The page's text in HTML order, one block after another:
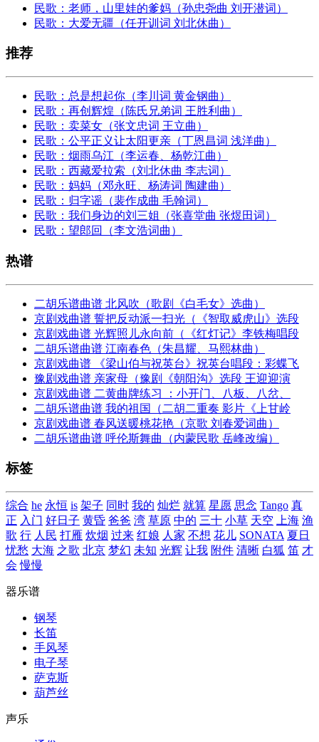
民歌：老师，山里娃的爹妈（孙忠尧曲 刘开潜词）
民歌：大爱无疆（任开训词 刘北休曲）
推荐
民歌：总是想起你（李川词 黄金钢曲）
民歌：再创辉煌（陈氏兄弟词 王胜利曲）
民歌：卖菜女（张文忠词 王立曲）
民歌：公平正义让太阳更亲（丁恩昌词 浅洋曲）
民歌：烟雨乌江（李运春、杨乾江曲）
民歌：西藏爱拉索（刘北休曲 李志词）
民歌：妈妈（邓永旺、杨涛词 陶建曲）
民歌：归字谣（裴作成曲 毛翰词）
民歌：我们身边的刘三姐（张喜堂曲 张煜田词）
民歌：望郎回（李文浩词曲）
热谱
二胡乐谱曲谱 北风吹（歌剧《白毛女》选曲）
京剧戏曲谱 誓把反动派一扫光（《智取威虎山》选段
京剧戏曲谱 光辉照儿永向前（《红灯记》李铁梅唱段
二胡乐谱曲谱 江南春色（朱昌耀、马熙林曲）
京剧戏曲谱 《梁山伯与祝英台》祝英台唱段：彩蝶飞
豫剧戏曲谱 亲家母（豫剧《朝阳沟》选段 王迎迎演
京剧戏曲谱 二黄曲牌练习 ：小开门、八板、八岔、
二胡乐谱曲谱 我的祖国（二胡二重奏 影片《上甘岭
京剧戏曲谱 春风送暖桃花艳（京歌 刘春爱词曲）
二胡乐谱曲谱 呼伦斯舞曲（内蒙民歌 岳峰改编）
标签
综合 he 永恒 is 架子 同时 我的 灿烂 就算 星愿 思念 Tango 真
正 入门 好日子 黄昏 爸爸 湾 草原 中的 三十 小草 天空 上海 渔
歌 行 人民 打雁 炊烟 过来 红娘 人家 不想 花儿 SONATA 夏日
忧愁 大海 之歌 北京 梦幻 未知 光辉 让我 附件 清晰 白狐 笛 才
会 慢慢
器乐谱
钢琴
长笛
手风琴
电子琴
萨克斯
葫芦丝
声乐